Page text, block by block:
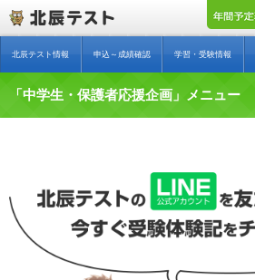
北辰テスト情報 申込～成績確認 学習・受験情報
「中学生・保護者応援企画」メニュー